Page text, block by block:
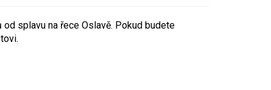
splavu na řece Oslavě. Pokud budete